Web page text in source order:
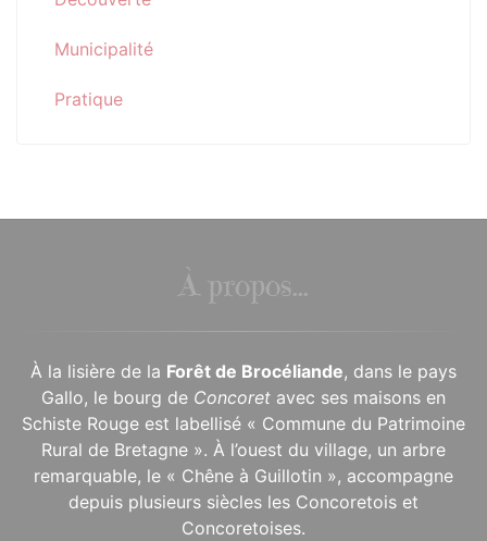
Municipalité
Pratique
À propos...
À la lisière de la Forêt de Brocéliande, dans le pays
Gallo, le bourg de Concoret avec ses maisons en
Schiste Rouge est labellisé « Commune du Patrimoine
Rural de Bretagne ». À l’ouest du village, un arbre
remarquable, le « Chêne à Guillotin », accompagne
depuis plusieurs siècles les Concoretois et
Concoretoises.